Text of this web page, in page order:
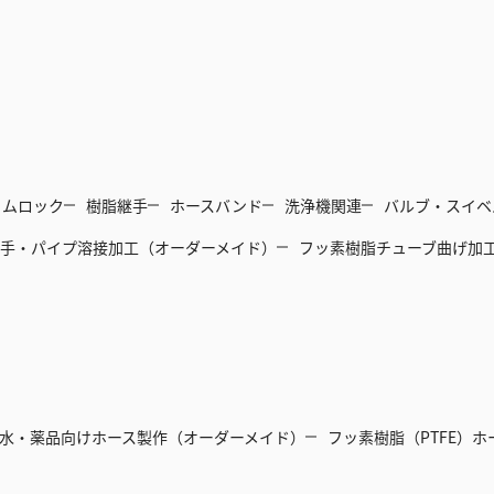
ロック 樹脂継手 ホースバンド 洗浄機関連
バルブ・スイ
・パイプ溶接加工（オーダーメイド）
フッ素樹脂チューブ曲げ加
・薬品向けホース製作（オーダーメイド） フッ素樹脂（PTFE）ホ